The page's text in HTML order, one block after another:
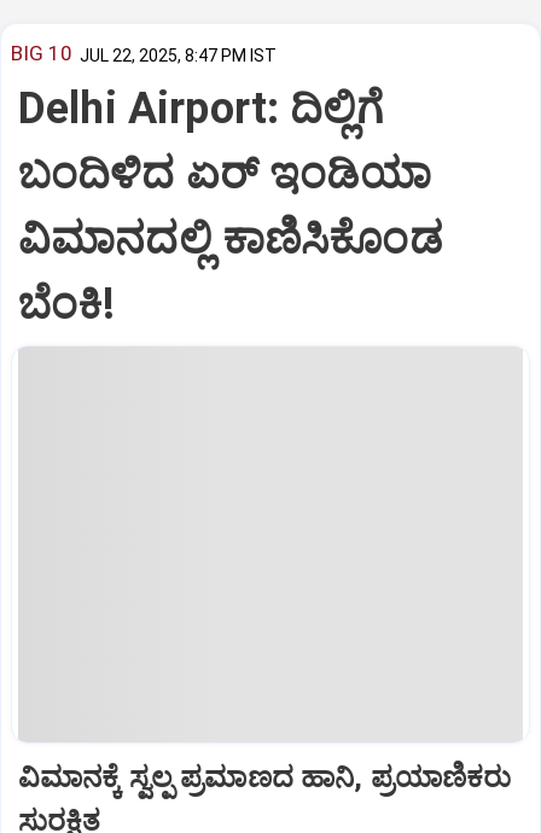
BIG 10 JUL 22, 2025, 8:47 PM IST
Delhi Airport: ದಿಲ್ಲಿಗೆ
ಬಂದಿಳಿದ ಏರ್‌ ಇಂಡಿಯಾ
ವಿಮಾನದಲ್ಲಿ ಕಾಣಿಸಿಕೊಂಡ
ಬೆಂಕಿ!
ವಿಮಾನಕ್ಕೆ ಸ್ವಲ್ಪ ಪ್ರಮಾಣದ ಹಾನಿ, ಪ್ರಯಾಣಿಕರು
ಸುರಕ್ಷಿತ